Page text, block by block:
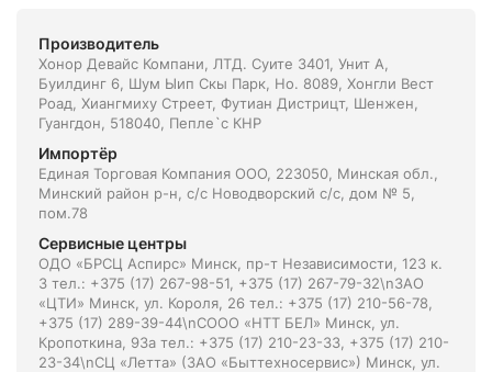
Производитель
Хонор Девайс Компани, ЛТД. Суите 3401, Унит A,
Буилдинг 6, Шум Ыип Скы Парк, Но. 8089, Хонгли Вест
Роад, Xиангмиху Стреет, Футиан Дистрицт, Шенжен,
Гуангдон, 518040, Пепле`с КНР
Импортёр
Единая Торговая Компания ООО, 223050, Минская обл.,
Минский район р-н, с/с Новодворский с/с, дом № 5,
пом.78
Сервисные центры
ОДО «БРСЦ Аспирс» Минск, пр-т Независимости, 123 к.
3 тел.: +375 (17) 267-98-51, +375 (17) 267-79-32\nЗАО
«ЦТИ» Минск, ул. Короля, 26 тел.: +375 (17) 210-56-78,
+375 (17) 289-39-44\nСООО «НТТ БЕЛ» Минск, ул.
Кропоткина, 93а тел.: +375 (17) 210-23-33, +375 (17) 210-
23-34\nСЦ «Летта» (ЗАО «Быттехносервис») Минск, ул.